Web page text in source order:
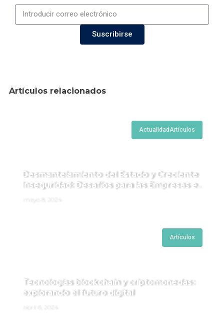
Suscribirse
Artículos relacionados
ActualidadArtículos
Desmantelamiento del Estado y Creciente
Inseguridad: Desafíos para las Empresas en
Artículos
Tecnologías blockchain y criptomonedas:
explorando el futuro digital